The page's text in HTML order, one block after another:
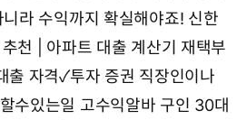
라 수익까지 확실해야죠! 신한
천 | 아파트 대출 계산기 재택부
출 자격✓투자 증권 직장인이나
수있는일 고수익알바 구인 30대